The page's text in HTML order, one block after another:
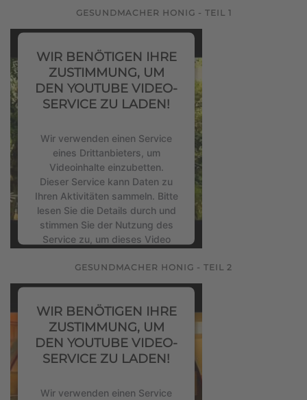
Mehr Informationen
Akzeptieren
powered byUsercentrics
Consent Management Platform
GESUNDMACHER HONIG - TEIL 1
WIR BENÖTIGEN IHRE
ZUSTIMMUNG, UM
DEN YOUTUBE VIDEO-
SERVICE ZU LADEN!
Wir verwenden einen Service
eines Drittanbieters, um
Videoinhalte einzubetten.
Dieser Service kann Daten zu
Ihren Aktivitäten sammeln. Bitte
lesen Sie die Details durch und
stimmen Sie der Nutzung des
Service zu, um dieses Video
Mehr Informationen
Akzeptieren
powered byUsercentrics
Consent Management Platform
GESUNDMACHER HONIG - TEIL 2
WIR BENÖTIGEN IHRE
ZUSTIMMUNG, UM
DEN YOUTUBE VIDEO-
SERVICE ZU LADEN!
Wir verwenden einen Service